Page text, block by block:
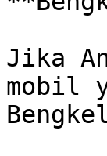
Jika
mobil